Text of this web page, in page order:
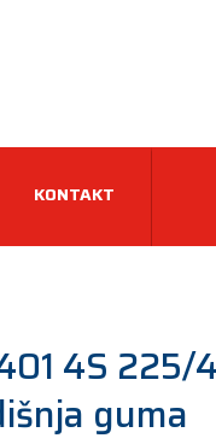
KONTAKT
4S 225/
guma